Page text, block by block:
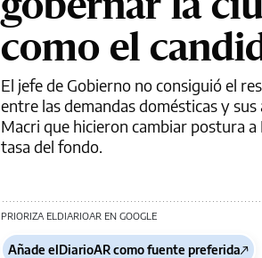
como el
El jefe de Gobierno no consiguió el
entre las demandas domésticas y
Macri que hicieron cambiar postura
tasa del fondo.
PRIORIZA ELDIARIOAR EN GOOGLE
Añade elDiarioAR como fuente preferida